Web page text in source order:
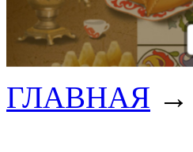
ГЛАВНАЯ →